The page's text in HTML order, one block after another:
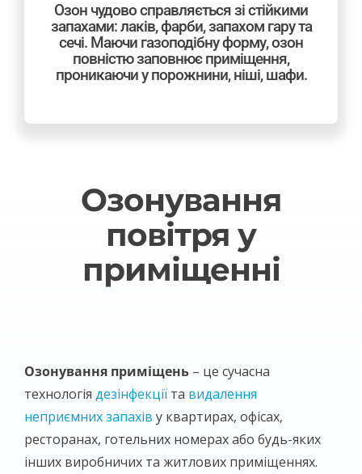
Озон чудово справляється зі стійкими
запахами: лаків, фарби, запахом гару та
сечі. Маючи газоподібну форму, озон
повністю заповнює приміщення,
проникаючи у порожнини, ніші, шафи.
Озонування
повітря у
приміщенні
Озонування приміщень– це сучасна
технологія дезінфекціїта видалення
неприємних запахів у квартирах, офісах,
ресторанах, готельних номерах або будь-яких
інших виробничих та житлових приміщеннях.